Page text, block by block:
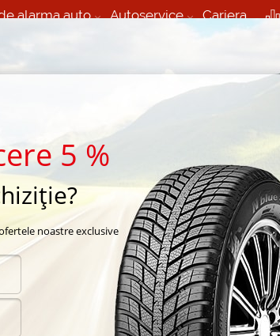
alarma auto Autoservice Cariera
215/55 R17 94V
5 %
noastre exclusive